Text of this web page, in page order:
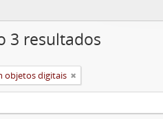
3 resultados
objetos digitais